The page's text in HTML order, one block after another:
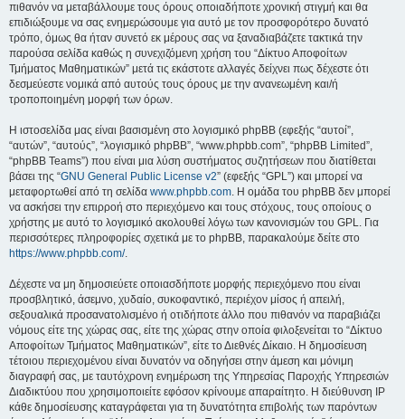
πιθανόν να μεταβάλλουμε τους όρους οποιαδήποτε χρονική στιγμή και θα
επιδιώξουμε να σας ενημερώσουμε για αυτό με τον προσφορότερο δυνατό
τρόπο, όμως θα ήταν συνετό εκ μέρους σας να ξαναδιαβάζετε τακτικά την
παρούσα σελίδα καθώς η συνεχιζόμενη χρήση του “Δίκτυο Αποφοίτων
Τμήματος Μαθηματικών” μετά τις εκάστοτε αλλαγές δείχνει πως δέχεστε ότι
δεσμεύεστε νομικά από αυτούς τους όρους με την ανανεωμένη και/ή
τροποποιημένη μορφή των όρων.
Η ιστοσελίδα μας είναι βασισμένη στο λογισμικό phpBB (εφεξής “αυτοί”,
“αυτών”, “αυτούς”, “λογισμικό phpBB”, “www.phpbb.com”, “phpBB Limited”,
“phpBB Teams”) που είναι μια λύση συστήματος συζητήσεων που διατίθεται
βάσει της “GNU General Public License v2” (εφεξής “GPL”) και μπορεί να
μεταφορτωθεί από τη σελίδα www.phpbb.com. Η ομάδα του phpBB δεν μπορεί
να ασκήσει την επιρροή στο περιεχόμενο και τους στόχους, τους οποίους ο
χρήστης με αυτό το λογισμικό ακολουθεί λόγω των κανονισμών του GPL. Για
περισσότερες πληροφορίες σχετικά με το phpBB, παρακαλούμε δείτε στο
https://www.phpbb.com/.
Δέχεστε να μη δημοσιεύετε οποιασδήποτε μορφής περιεχόμενο που είναι
προσβλητικό, άσεμνο, χυδαίο, συκοφαντικό, περιέχον μίσος ή απειλή,
σεξουαλικά προσανατολισμένο ή οτιδήποτε άλλο που πιθανόν να παραβιάζει
νόμους είτε της χώρας σας, είτε της χώρας στην οποία φιλοξενείται το “Δίκτυο
Αποφοίτων Τμήματος Μαθηματικών”, είτε το Διεθνές Δίκαιο. Η δημοσίευση
τέτοιου περιεχομένου είναι δυνατόν να οδηγήσει στην άμεση και μόνιμη
διαγραφή σας, με ταυτόχρονη ενημέρωση της Υπηρεσίας Παροχής Υπηρεσιών
Διαδικτύου που χρησιμοποιείτε εφόσον κρίνουμε απαραίτητο. Η διεύθυνση IP
κάθε δημοσίευσης καταγράφεται για τη δυνατότητα επιβολής των παρόντων